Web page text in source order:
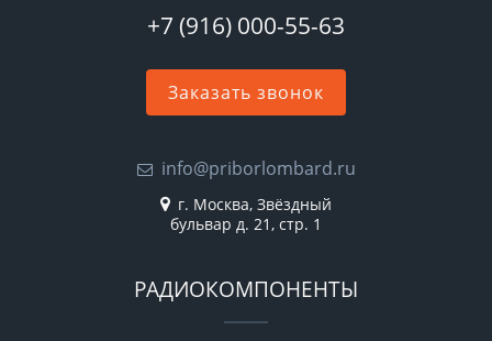
+7 (916) 000-55-63
Заказать звонок
info@priborlombard.ru
г. Москва, Звёздный
бульвар д. 21, стр. 1
РАДИОКОМПОНЕНТЫ